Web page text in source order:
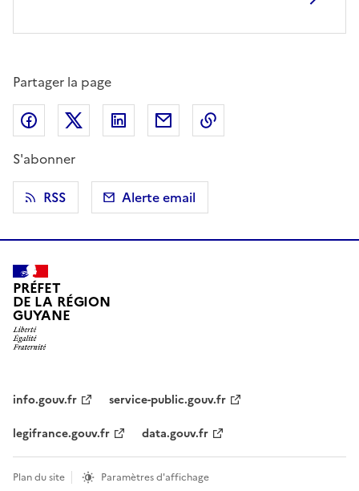
Partager la page
Partager sur Facebook
Partager sur X (anciennement Twitter)
Partager sur LinkedIn
Partager par email
S'abonner
RSS
Alerte email
PRÉFET
DE LA RÉGION
GUYANE
info.gouv.fr
service-public.gouv.fr
legifrance.gouv.fr
data.gouv.fr
Plan du site Paramètres d'affichage